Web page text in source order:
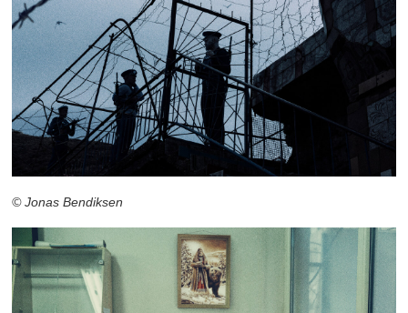
© Jonas Bendiksen